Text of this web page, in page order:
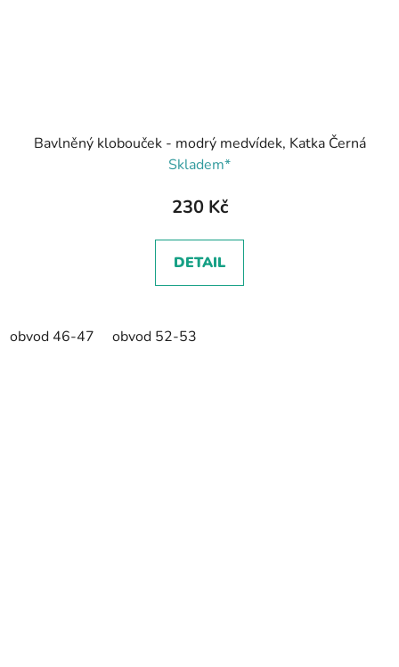
Bavlněný klobouček - modrý medvídek, Katka Černá
Skladem*
230 Kč
DETAIL
obvod 46-47 obvod 52-53